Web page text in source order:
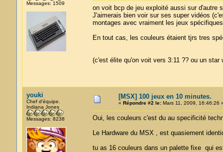
Messages: 1509
on voit bcp de jeu exploité aussi sur d'autre
J'aimerais bien voir sur ses super vidéos
montages avec vraiment les jeux
En tout cas, les couleurs étaient tjrs tres
(c'est élite qu'on voit vers 3:11 ?? ou un star
youki
Chef d'équipe.
Indiana Jones
Messages: 8238
[MSX] 100 jeux en 10 minutes.
« Répondre #2 le:Mars 11, 2009, 16:46:26
Oui, les couleurs c'est du au specificité
Le Hardware du MSX , est quasiement
tu as 16 couleurs dans un palette fixe qui